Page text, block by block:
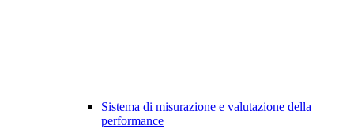
Sistema di misurazione e valutazione della
performance